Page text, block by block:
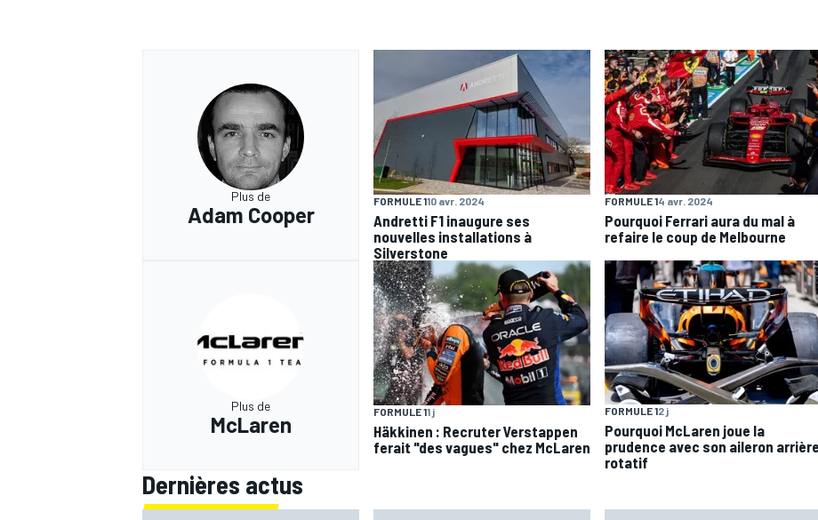
Plus de
Adam Cooper
FORMULE 110 avr. 2024
Andretti F1 inaugure ses
nouvelles installations à
Silverstone
FORMULE 14 avr. 2024
Pourquoi Ferrari aura du mal à
refaire le coup de Melbourne
Plus de
McLaren
FORMULE 11 j
Häkkinen : Recruter Verstappen
ferait "des vagues" chez McLaren
FORMULE 12 j
Pourquoi McLaren joue la
prudence avec son aileron arrière
rotatif
Dernières actus